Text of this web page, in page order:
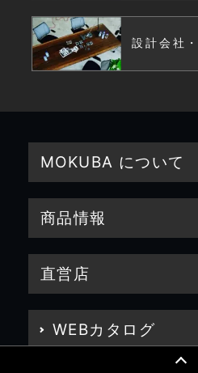
設計会社
MOKUBA について
商品情報
直営店
WEBカタログ